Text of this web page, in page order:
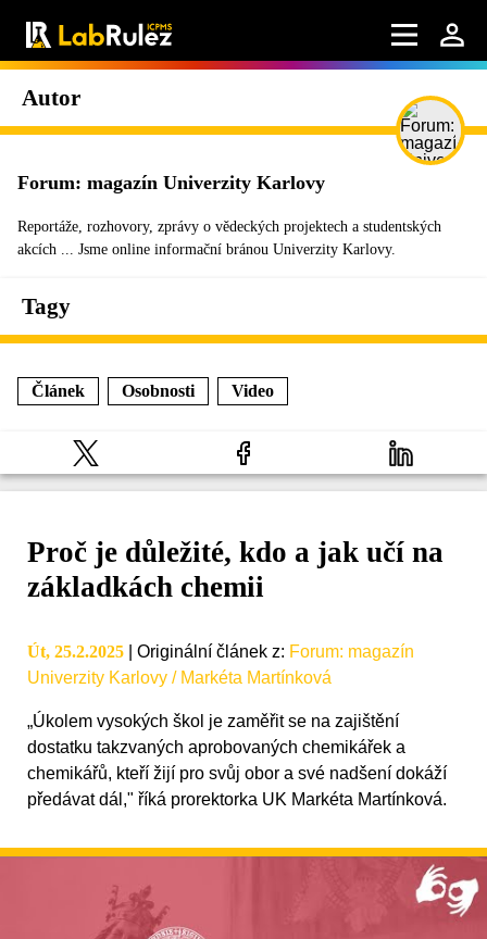
Autor
Forum: magazín Univerzity Karlovy
Reportáže, rozhovory, zprávy o vědeckých projektech a studentských
akcích ... Jsme online informační bránou Univerzity Karlovy.
Tagy
Článek Osobnosti Video
Proč je důležité, kdo a jak učí na
základkách chemii
Út, 25.2.2025 Originální článek z: Forum: magazín
Univerzity Karlovy / Markéta Martínková
„Úkolem vysokých škol je zaměřit se na zajištění
dostatku takzvaných aprobovaných chemikářek a
chemikářů, kteří žijí pro svůj obor a své nadšení dokáží
předávat dál," říká prorektorka UK Markéta Martínková.